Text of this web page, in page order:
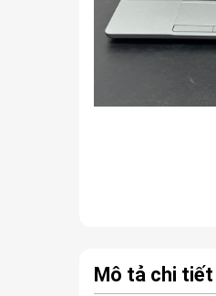
Mô tả chi tiết